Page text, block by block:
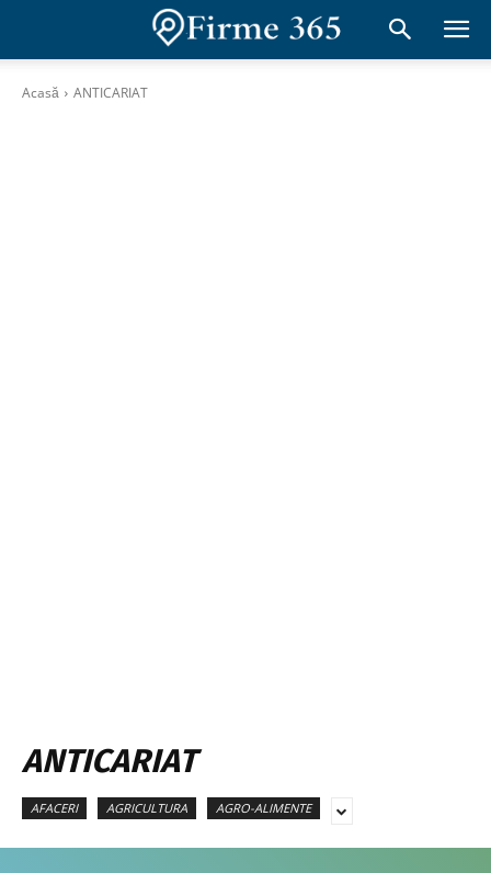
Acasă ANTICARIAT
ANTICARIAT
AFACERI AGRICULTURA AGRO-ALIMENTE